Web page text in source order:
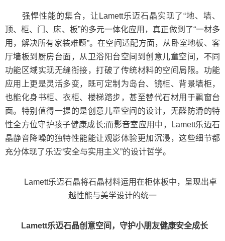
强悍性能的集合，让Lamett乐迈石晶实现了“地、墙、
顶、柜、门、床、板”的多元一体化应用，真正做到了“一材多
用，解决所有家装难题”。在空间适配方面，从卧室地板、客
厅墙板到厨房台面，从卫浴阳台空间到创意儿童空间，不同
功能区域实现无缝衔接，打破了传统材料的空间局限。功能
应用上更是灵活多变，既可定制为岛台、镜柜、背景墙柜，
也能化身书柜、衣柜、楼梯踏步，甚至替代石材用于飘窗台
面。特别值得一提的是创意儿童空间的设计，无醛防滑的特
性全方位守护孩子健康成长;而影音室应用中，Lamett乐迈石
晶静音降噪的独特性能能让观影体验更加沉浸，这些细节都
充分体现了乐迈“安全与实用主义”的设计哲学。
Lamett乐迈石晶将石晶材料运用在柜体板中，呈现出卓
越性能与美学设计的统一
Lamett乐迈石晶创意空间，守护小朋友健康安全成长